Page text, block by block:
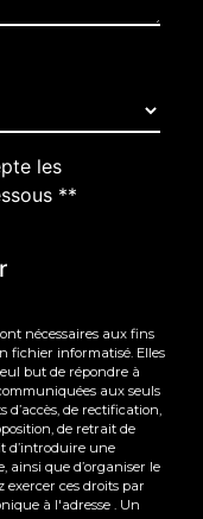
les
**
nécessaires aux fins
fichier informatisé. Elles
but de répondre à
aux seuls
d’accès, de rectification,
de retrait de
d’introduire une
ainsi que d’organiser le
exercer ces droits par
à l'adresse . Un